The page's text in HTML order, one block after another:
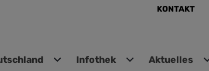
KONTAKT
Infothek Aktuelles